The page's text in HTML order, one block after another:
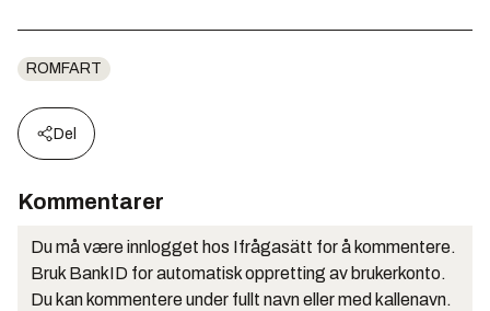
ROMFART
Del
Kommentarer
Du må være innlogget hos Ifrågasätt for å kommentere.
Bruk BankID for automatisk oppretting av brukerkonto.
Du kan kommentere under fullt navn eller med kallenavn.